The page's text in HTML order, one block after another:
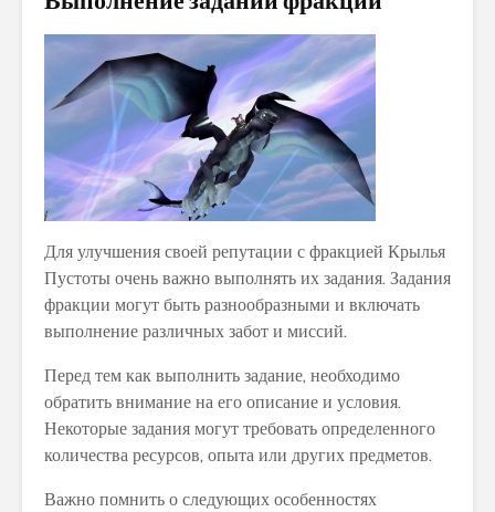
Для улучшения своей репутации с фракцией Крылья
Пустоты очень важно выполнять их задания. Задания
фракции могут быть разнообразными и включать
выполнение различных забот и миссий.
Перед тем как выполнить задание, необходимо
обратить внимание на его описание и условия.
Некоторые задания могут требовать определенного
количества ресурсов, опыта или других предметов.
Важно помнить о следующих особенностях